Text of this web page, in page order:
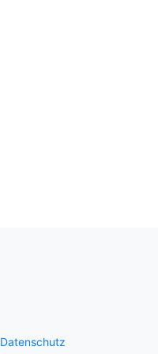
Datenschutz